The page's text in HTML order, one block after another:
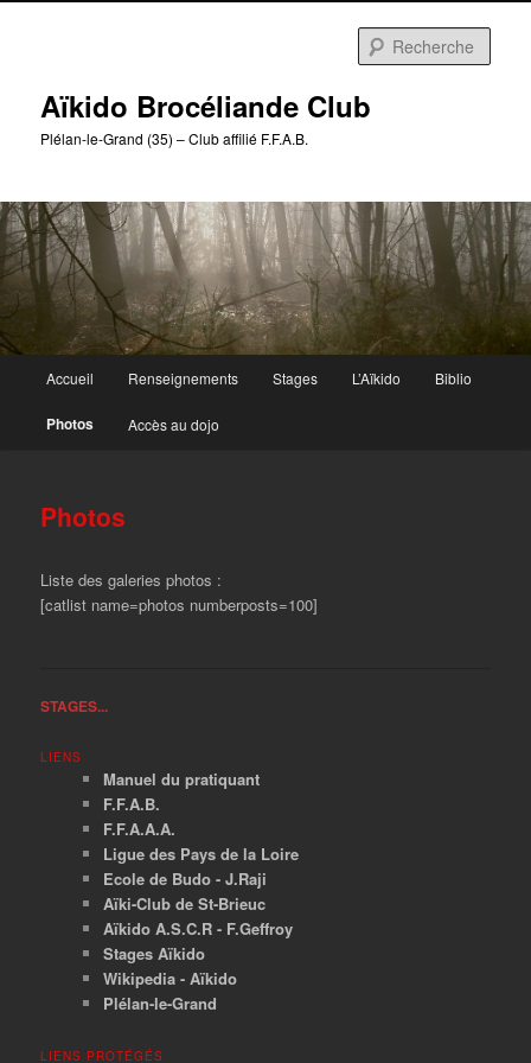
Aïkido Brocéliande Club
Plélan-le-Grand (35) – Club affilié F.F.A.B.
principal
Accueil Renseignements Stages L’Aïkido Biblio
Photos Accès au dojo
Photos
Liste des galeries photos :
[catlist name=photos numberposts=100]
STAGES...
LIENS
Manuel du pratiquant
F.F.A.B.
F.F.A.A.A.
Ligue des Pays de la Loire
Ecole de Budo - J.Raji
Aïki-Club de St-Brieuc
Aïkido A.S.C.R - F.Geffroy
Stages Aïkido
Wikipedia - Aïkido
Plélan-le-Grand
LIENS PROTÉGÉS